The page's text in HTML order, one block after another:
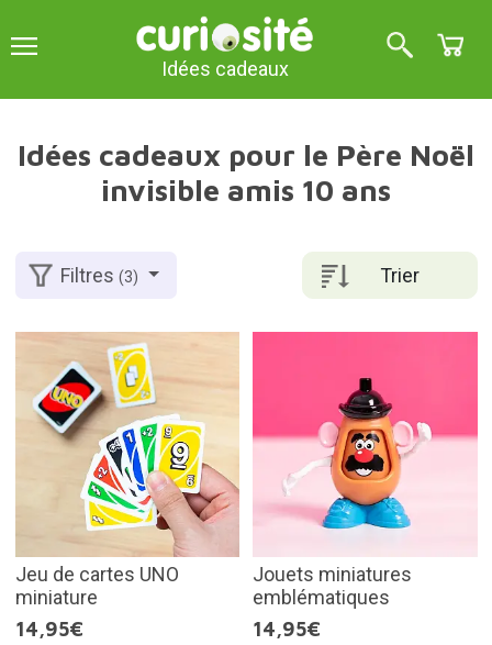
Idées cadeaux
Idées cadeaux pour le Père Noël
invisible amis 10 ans
Trier
Filtres(3)
Jeu de cartes UNO
miniature
14,95€
Jouets miniatures
emblématiques
14,95€